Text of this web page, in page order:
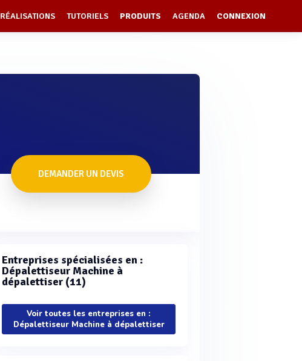
RÉALISATIONS TUTORIELS PRODUITS AGENDA CONNEXION
DEMANDER UN DEVIS
Entreprises spécialisées en :
Dépalettiseur Machine à
dépalettiser (11)
Voir toutes les entreprises en :
Dépalettiseur Machine à dépalettiser